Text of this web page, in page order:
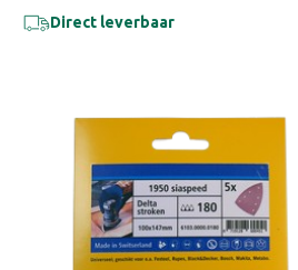
Direct leverbaar